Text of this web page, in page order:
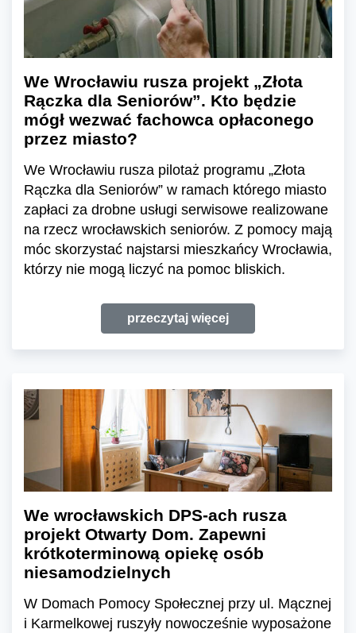
We Wrocławiu rusza projekt „Złota
Rączka dla Seniorów”. Kto będzie
mógł wezwać fachowca opłaconego
przez miasto?
We Wrocławiu rusza pilotaż programu „Złota
Rączka dla Seniorów” w ramach którego miasto
zapłaci za drobne usługi serwisowe realizowane
na rzecz wrocławskich seniorów. Z pomocy mają
móc skorzystać najstarsi mieszkańcy Wrocławia,
którzy nie mogą liczyć na pomoc bliskich.
przeczytaj więcej
We wrocławskich DPS-ach rusza
projekt Otwarty Dom. Zapewni
krótkoterminową opiekę osób
niesamodzielnych
W Domach Pomocy Społecznej przy ul. Mącznej
i Karmelkowej ruszyły nowocześnie wyposażone